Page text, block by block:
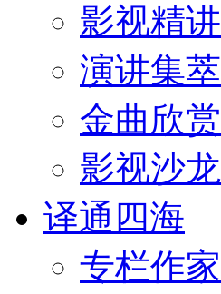
影视精讲
演讲集萃
金曲欣赏
影视沙龙
译通四海
专栏作家